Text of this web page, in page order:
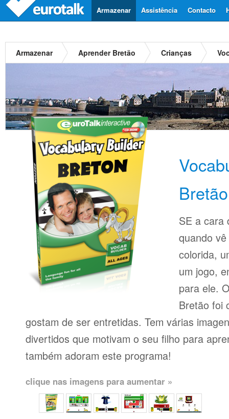
Contacto
Assistência
Armazenar
Armazenar Aprender Bretão Crianças
Bretão
SE a cara
quando
colorida,
um jogo,
para ele.
Bretão foi
gostam de ser entretidas. Tem várias
divertidos que motivam o seu filho para
também adoram este programa!
clique nas imagens para aumentar »